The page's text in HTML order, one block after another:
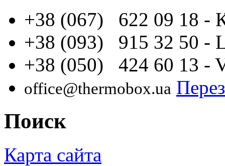
+38 (067) 622 09 18 -
+38 (093) 915 32 50 -
+38 (050) 424 60 13 -
office@thermobox.ua
Поиск
Карта сайта